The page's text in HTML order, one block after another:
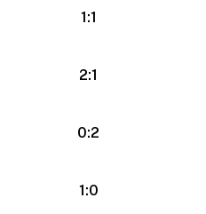
1:1
2:1
0:2
1:0